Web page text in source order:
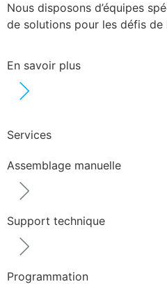
Nous disposons d’équipes
de solutions pour les défis de
En savoir plus
Services
Assemblage manuelle
Support technique
Programmation